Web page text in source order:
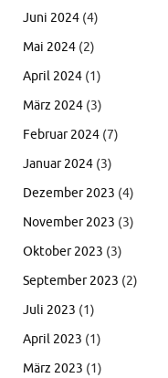
Juni 2024 (4)
Mai 2024 (2)
April 2024 (1)
März 2024 (3)
Februar 2024 (7)
Januar 2024 (3)
Dezember 2023 (4)
November 2023 (3)
Oktober 2023 (3)
September 2023 (2)
Juli 2023 (1)
April 2023 (1)
März 2023 (1)